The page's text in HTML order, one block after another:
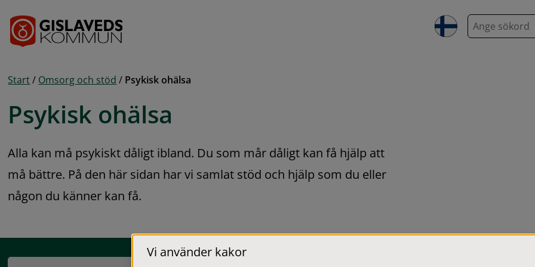
S
ö
Start / Omsorg och stöd / Psykisk ohälsa
Psykisk ohälsa
Alla kan må psykiskt dåligt ibland. Du som mår dåligt kan få hjälp att
må bättre. På den här sidan har vi samlat stöd och hjälp som du eller
någon du känner kan få.
Vi använder kakor